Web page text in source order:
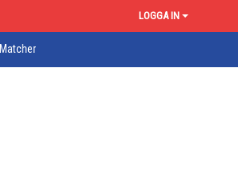
LOGGA IN
Matcher